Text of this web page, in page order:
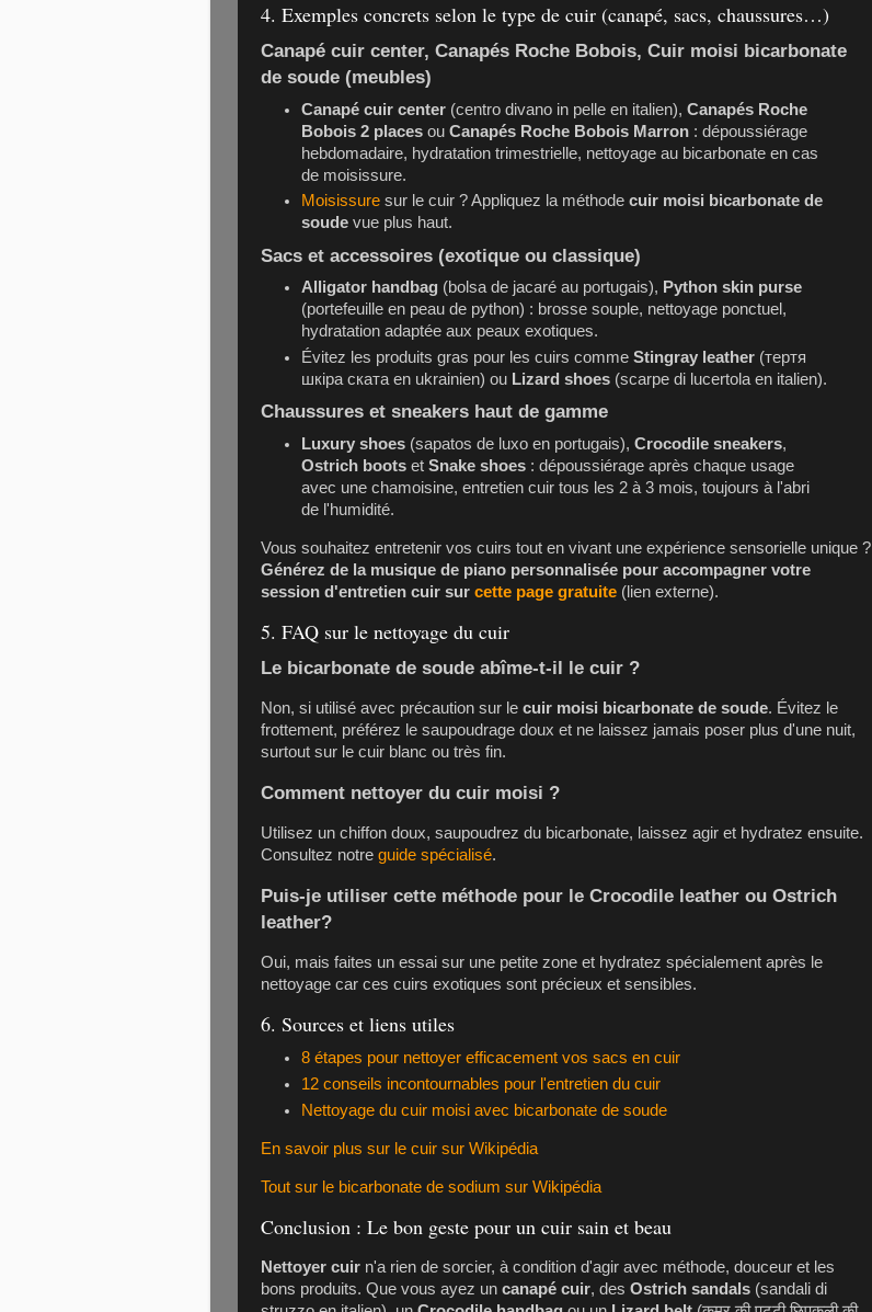
4. Exemples concrets selon le type de cuir (canapé, sacs, chaussures…)
Canapé cuir center, Canapés Roche Bobois, Cuir moisi bicarbonate
de soude (meubles)
Canapé cuir center (centro divano in pelle en italien),Canapés Roche
Bobois 2 places ouCanapés Roche Bobois Marron : dépoussiérage
hebdomadaire, hydratation trimestrielle, nettoyage au bicarbonate en cas
de moisissure.
Moisissure sur le cuir ? Appliquez la méthodecuir moisi bicarbonate de
soude vue plus haut.
Sacs et accessoires (exotique ou classique)
Alligator handbag (bolsa de jacaré au portugais), Python skin purse
(portefeuille en peau de python) : brosse souple, nettoyage ponctuel,
hydratation adaptée aux peaux exotiques.
Évitez les produits gras pour les cuirs commeStingray leather (тертя
шкіра ската en ukrainien) ou Lizard shoes (scarpe di lucertola en italien).
Chaussures et sneakers haut de gamme
Luxury shoes (sapatos de luxo en portugais),Crocodile sneakers,
Ostrich boots etSnake shoes : dépoussiérage après chaque usage
avec une chamoisine, entretien cuir tous les 2 à 3 mois, toujours à l'abri
de l'humidité.
Vous souhaitez entretenir vos cuirs tout en vivant une expérience sensorielle unique ?
Générez de la musique de piano personnalisée pour accompagner votre
session d'entretien cuir sur cette page gratuite (lien externe).
5. FAQ sur le nettoyage du cuir
Le bicarbonate de soude abîme-t-il le cuir ?
Non, si utilisé avec précaution sur le cuir moisi bicarbonate de soude. Évitez le
frottement, préférez le saupoudrage doux et ne laissez jamais poser plus d'une nuit,
surtout sur le cuir blanc ou très fin.
Comment nettoyer du cuir moisi ?
Utilisez un chiffon doux, saupoudrez du bicarbonate, laissez agir et hydratez ensuite.
Consultez notre guide spécialisé.
Puis-je utiliser cette méthode pour le Crocodile leather ou Ostrich
leather?
Oui, mais faites un essai sur une petite zone et hydratez spécialement après le
nettoyage car ces cuirs exotiques sont précieux et sensibles.
6. Sources et liens utiles
8 étapes pour nettoyer efficacement vos sacs en cuir
12 conseils incontournables pour l'entretien du cuir
Nettoyage du cuir moisi avec bicarbonate de soude
En savoir plus sur le cuir sur Wikipédia
Tout sur le bicarbonate de sodium sur Wikipédia
Conclusion : Le bon geste pour un cuir sain et beau
Nettoyer cuir n'a rien de sorcier, à condition d'agir avec méthode, douceur et les
bons produits. Que vous ayez un canapé cuir, des Ostrich sandals (sandali di